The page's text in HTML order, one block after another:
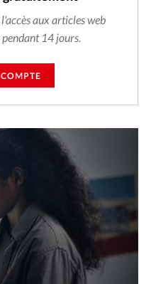
aux articles web
14 jours.